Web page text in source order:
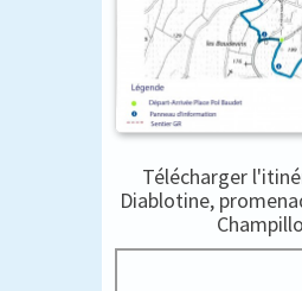
Télécharger
Diablotine,